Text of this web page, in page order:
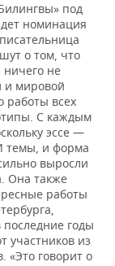
под
номинация
о том, что
не
и мировой
работы всех
С каждым
эссе —
темы, и форма
выросли
Она также
работы
последние годы
участников из
«Это говорит о